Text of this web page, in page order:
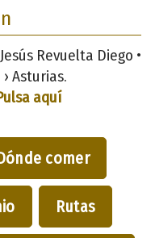
Revuelta Diego •
› Asturias.
aquí
comer
Rutas